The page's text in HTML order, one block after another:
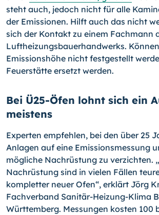
steht auch, jedoch nicht für alle
der Emissionen. Hilft auch das nicht
sich der Kontakt zu einem Fachmann
Luftheizungsbauerhandwerks.
Emissionshöhe nicht festgestellt
Feuerstätte ersetzt werden.
Bei Ü25-Öfen lohnt sich ein
meistens
Experten empfehlen, bei den über 25
Anlagen auf eine Emissionsmessung
mögliche Nachrüstung zu verzichten.
Nachrüstung sind in vielen Fällen
kompletter neuer Ofen“, erklärt Jörg
Fachverband Sanitär-Heizung-Klima
Württemberg. Messungen kosten 100